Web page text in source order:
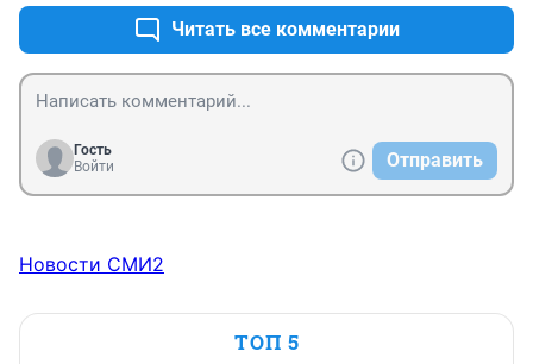
Читать все комментарии
Гость
Войти
Отправить
Новости СМИ2
ТОП 5